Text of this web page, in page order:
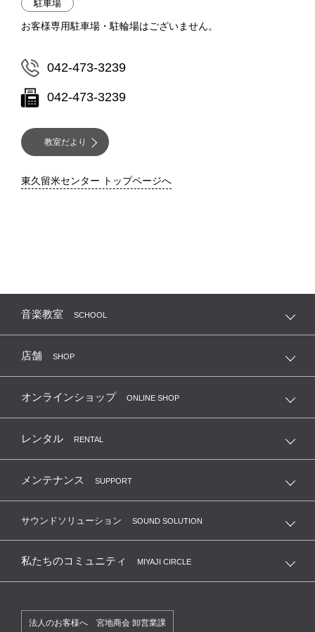
駐車場
お客様専用駐車場・駐輪場はございません。
042-473-3239
042-473-3239
教室だより
東久留米センター トップページへ
音楽教室 SCHOOL
店舗 SHOP
オンラインショップ ONLINE SHOP
レンタル RENTAL
メンテナンス SUPPORT
サウンドソリューション SOUND SOLUTION
私たちのコミュニティ MIYAJI CIRCLE
法人のお客様へ 宮地商会 卸営業課